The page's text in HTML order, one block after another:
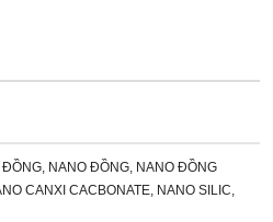
NANO ĐỒNG, NANO ĐỒNG
CANXI CACBONATE, NANO SILIC,